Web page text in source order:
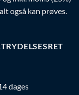
også kan prøves.
dages